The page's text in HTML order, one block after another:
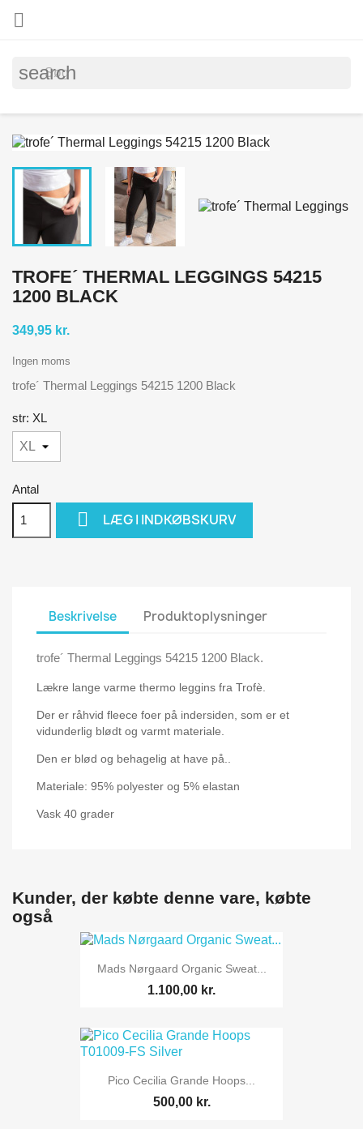

search
TROFE´ THERMAL LEGGINGS 54215
1200 BLACK
349,95 kr.
Ingen moms
trofe´ Thermal Leggings 54215 1200 Black
str: XL
Antal
 LÆG I INDKØBSKURV
Beskrivelse Produktoplysninger
trofe´ Thermal Leggings 54215 1200 Black.
Lækre lange varme thermo leggins fra Trofè.
Der er råhvid fleece foer på indersiden, som er et
vidunderlig blødt og varmt materiale.
Den er blød og behagelig at have på..
Materiale: 95% polyester og 5% elastan
Vask 40 grader
Kunder, der købte denne vare, købte
også
Mads Nørgaard Organic Sweat...
1.100,00 kr.
Pico Cecilia Grande Hoops...
500,00 kr.